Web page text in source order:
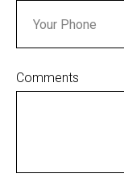
Comments